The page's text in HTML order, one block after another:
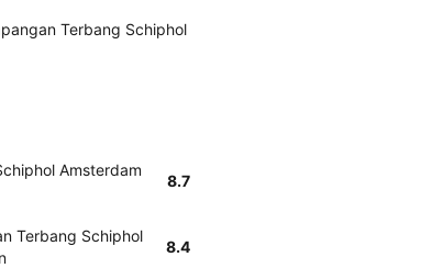
Terbang Schiphol
Amsterdam
8.7
Terbang Schiphol
8.4